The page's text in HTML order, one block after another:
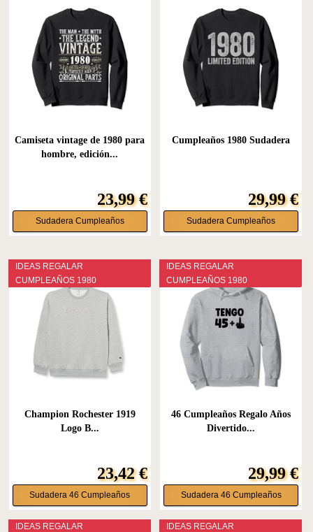
Camiseta vintage de 1980 para
hombre, edición...
23,99 €
Sudadera Cumpleaños
Cumpleaños 1980 Sudadera
29,99 €
Sudadera Cumpleaños
IDEAS REGALAR
CUMPLEAÑOS 1980
Champion Rochester 1919
Logo B...
23,42 €
Sudadera 46 Cumpleaños
IDEAS REGALAR
CUMPLEAÑOS 1980
46 Cumpleaños Regalo Años
Divertido...
29,99 €
Sudadera 46 Cumpleaños
IDEAS REGALAR
IDEAS REGALAR